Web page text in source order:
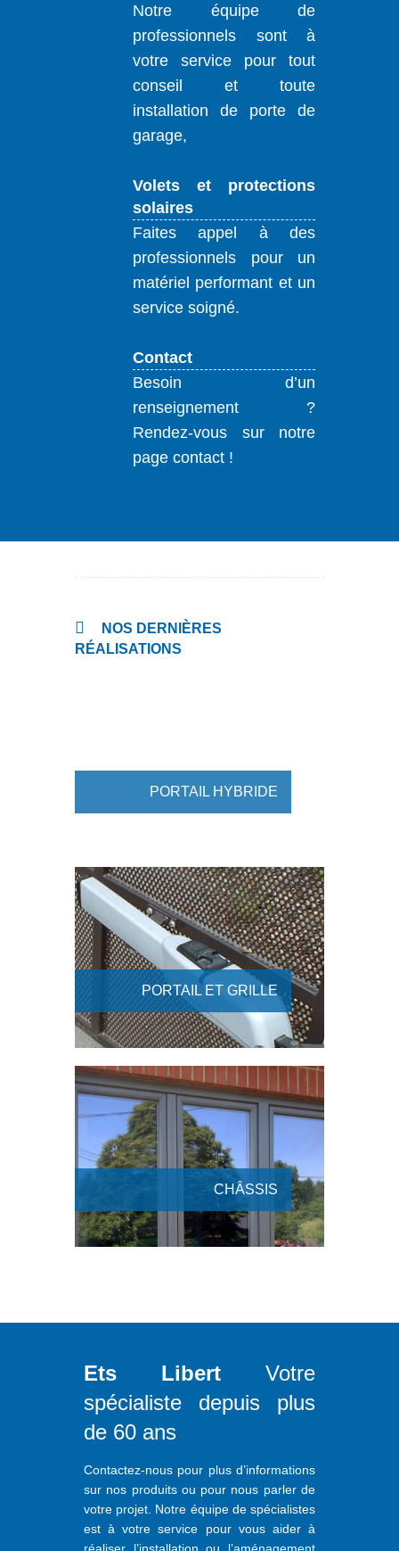
Notre équipe de
professionnels sont à
votre service pour tout
conseil et toute
installation de porte de
garage,
Volets et protections
solaires
Faites appel à des
professionnels pour un
matériel performant et un
service soigné.
Contact
Besoin d’un
renseignement ?
Rendez-vous sur notre
page contact !
NOS DERNIÈRES
RÉALISATIONS
PORTAIL HYBRIDE
PORTAIL ET GRILLE
CHÂSSIS
Ets Libert Votre
spécialiste depuis plus
de 60 ans
Contactez-nous pour plus d’informations
sur nos produits ou pour nous parler de
votre projet. Notre équipe de spécialistes
est à votre service pour vous aider à